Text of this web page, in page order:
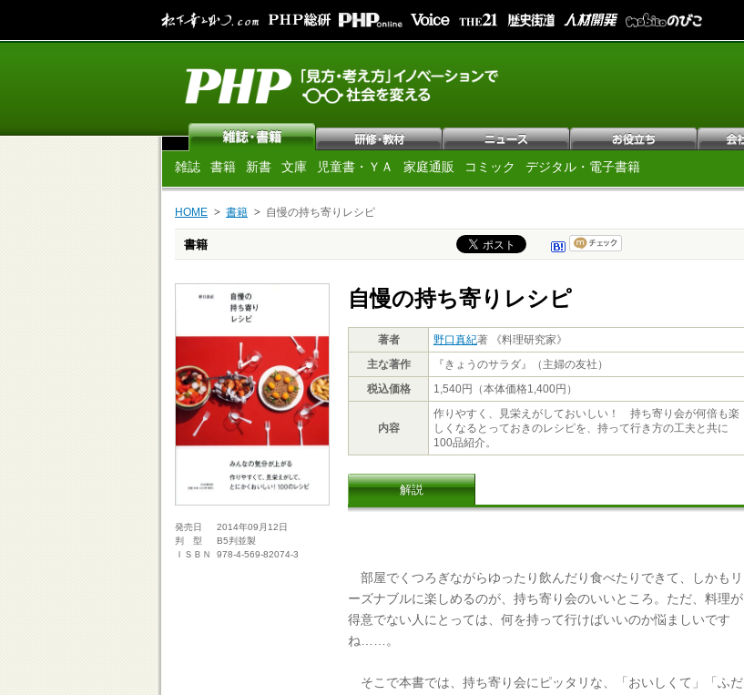
雑誌 書籍 新書 文庫 児童書・ＹＡ 家庭通販 コミック デジタル・電子書籍
HOME 書籍 自慢の持ち寄りレシピ
書籍
発売日
2014年09月12日
判 型
B5判並製
ＩＳＢＮ
978-4-569-82074-3
自慢の持ち寄りレシピ
著者 野口真紀著 《料理研究家》
主な著作
『きょうのサラダ』（主婦の友社）
税込価格
1,540円（本体価格1,400円）
内容
作りやすく、見栄えがしておいしい！ 持ち寄り会が何倍も楽
しくなるとっておきのレシピを、持って行き方の工夫と共に
100品紹介。
解説
部屋でくつろぎながらゆったり飲んだり食べたりできて、しかもリ
ーズナブルに楽しめるのが、持ち寄り会のいいところ。ただ、料理が
得意でない人にとっては、何を持って行けばいいのか悩ましいです
ね……。
そこで本書では、持ち寄り会にピッタリな、「おいしくて」「ふだ